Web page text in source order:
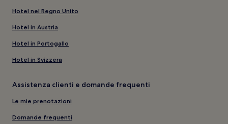
Hotel nel Regno Unito
Hotel in Austria
Hotel in Portogallo
Hotel in Svizzera
Assistenza clienti e domande frequenti
Le mie prenotazioni
Domande frequenti